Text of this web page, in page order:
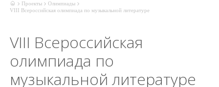
Проекты
Олимпиады
VIII Всероссийская олимпиада по музыкальной литературе
VIII Всероссийская
олимпиада по
музыкальной литературе